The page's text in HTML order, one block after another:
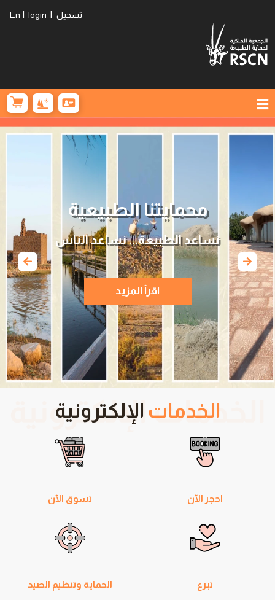
تسجيل |
login
|
En
محمايتنا الطبيعية
نساعد الطبيعة... نساعد الناس
اقرأ المزيد
الخدمات الإلكترونية
احجر الآن تسوق الآن
تبرع الحماية وتنظيم الصيد